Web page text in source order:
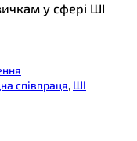
у сфері ШІ
співпраця, ШІ